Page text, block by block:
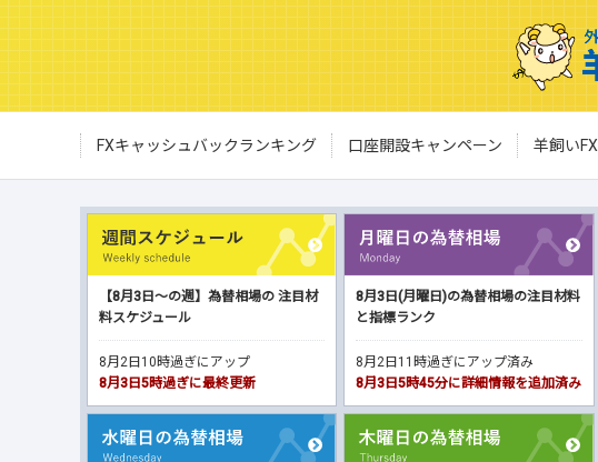
FXキャッシュバックランキング 口座開設キャンペーン 羊飼い
【8月3日～の週】為替相場の 注目材
料スケジュール
8月2日10時過ぎにアップ
8月3日5時過ぎに最終更新
8月3日(月曜日)の為替相場の注目材料
と指標ランク
8月2日11時過ぎにアップ済み
8月3日5時45分に詳細情報を追加済み